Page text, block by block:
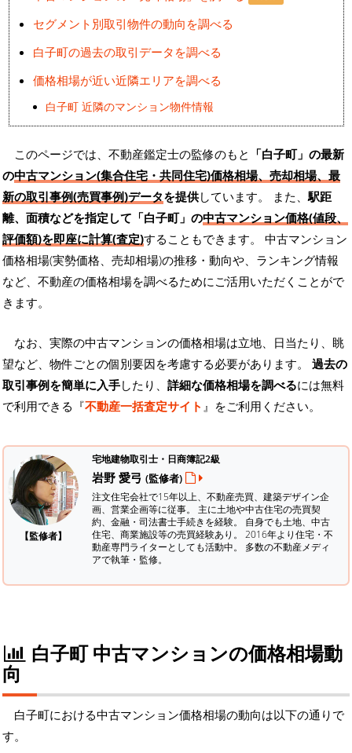
セグメント別取引物件の動向を調べる
白子町の過去の取引データを調べる
価格相場が近い近隣エリアを調べる
白子町 近隣のマンション物件情報
このページでは、不動産鑑定士の監修のもと 「白子町」の最新
の中古マンション(集合住宅・共同住宅)価格相場、売却相場、最
新の取引事例(売買事例)データを提供しています。 また、駅距
離、面積などを指定して「白子町」の中古マンション価格(値段、
評価額)を即座に計算(査定)することもできます。 中古マンション
価格相場(実勢価格、売却相場)の推移・動向や、ランキング情報
など、不動産の価格相場を調べるためにご活用いただくことがで
きます。
なお、実際の中古マンションの価格相場は立地、日当たり、眺
望など、物件ごとの個別要因を考慮する必要があります。 過去の
取引事例を簡単に入手したり、 詳細な価格相場を調べるには無料
で利用できる『不動産一括査定サイト 』をご利用ください。
【監修者】
宅地建物取引士・日商簿記2級
岩野 愛弓 (監修者)
注文住宅会社で15年以上、不動産売買、建築デザイン企
画、営業企画等に従事。 主に土地や中古住宅の売買契
約、金融・司法書士手続きを経験。 自身でも土地、中古
住宅、商業施設等の売買経験あり。 2016年より住宅・不
動産専門ライターとしても活動中。 多数の不動産メディ
アで執筆・監修。
白子町 中古マンションの価格相場動
向
白子町における中古マンション価格相場の動向は以下の通りで
す。